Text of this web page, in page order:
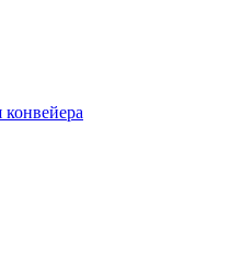
конвейера